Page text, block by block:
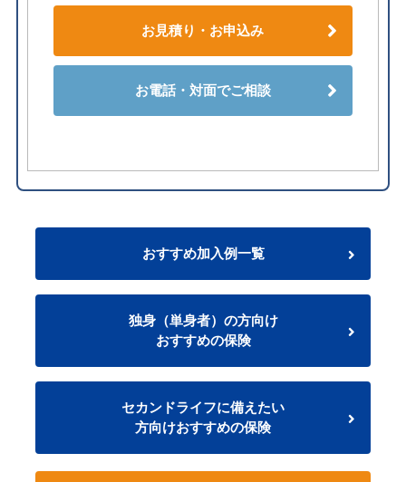
お見積り・お申込み
お電話・対面でご相談
おすすめ加入例一覧
独身（単身者）の方向け
おすすめの保険
セカンドライフに備えたい
方向けおすすめの保険